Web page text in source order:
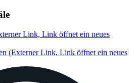
Link, Link öffnet ein neues
(Externer Link, Link öffnet ein neues